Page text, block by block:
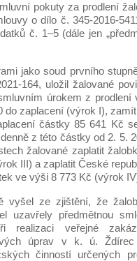
pokuty za prodlení
o dílo č. 345-2016-
č. 1–5 (dále jen
jako soud prvního
164, uložil žalované
úrokem z prodlení
do zaplacení (výrok I),
částky 85 641 Kč
z této částky od 2. 5.
žalované zaplatit
III) a zaplatit České
ve výši 8 773 Kč (výrok
vyšel ze zjištění, že
uzavřely předmětnou
realizaci veřejné
úprav v k. ú.
činností určených